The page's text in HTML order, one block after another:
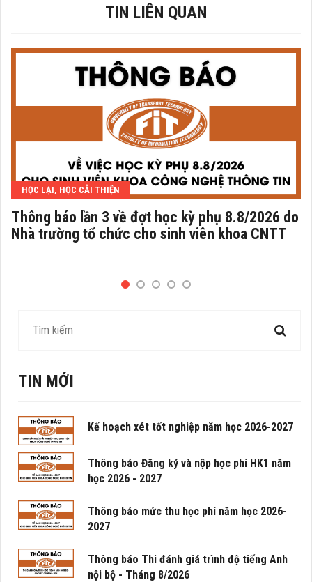
TIN LIÊN QUAN
HỌC LẠI, HỌC CẢI THIỆN
Thông báo lần 3 về đợt học kỳ phụ 8.8/2026 do
Nhà trường tổ chức cho sinh viên khoa CNTT
TIN MỚI
Kế hoạch xét tốt nghiệp năm học 2026-2027
Thông báo Đăng ký và nộp học phí HK1 năm
học 2026 - 2027
Thông báo mức thu học phí năm học 2026-
2027
Thông báo Thi đánh giá trình độ tiếng Anh
nội bộ - Tháng 8/2026